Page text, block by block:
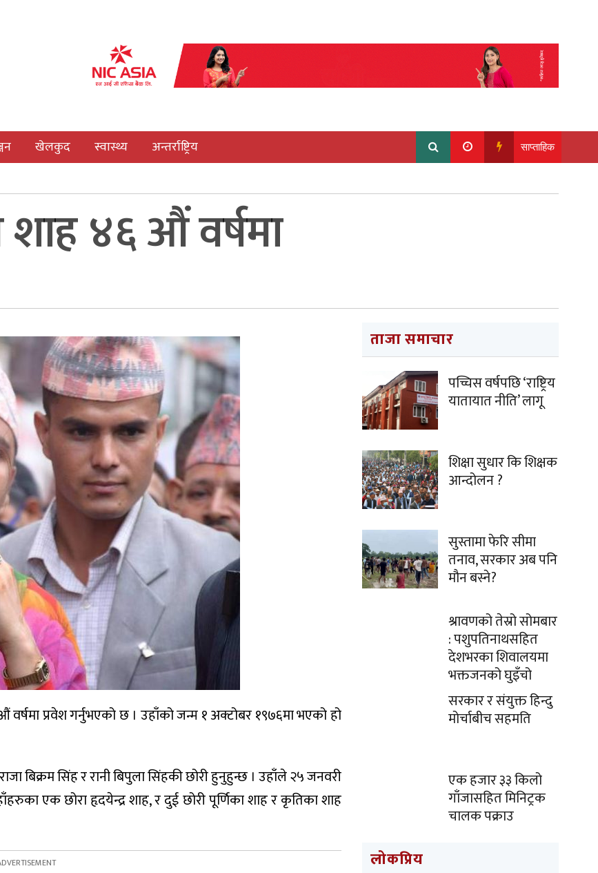
खेलकुद स्वास्थ्य अन्तर्राष्ट्रिय साप्ताहिक
शाह ४६ औं वर्षमा
वर्षमा प्रवेश गर्नुभएको छ । उहाँको जन्म १ अक्टोबर १९७६मा भएको हो
बिक्रम सिंह र रानी बिपुला सिंहकी छोरी हुनुहुन्छ । उहाँले २५ जनवरी
एक छोरा हृदयेन्द्र शाह, र दुई छोरी पूर्णिका शाह र कृतिका शाह
ताजा समाचार
पच्चिस वर्षपछि ‘राष्ट्रिय
यातायात नीति’ लागू
शिक्षा सुधार कि शिक्षक
आन्दोलन ?
सुस्तामा फेरि सीमा
तनाव, सरकार अब पनि
मौन बस्ने?
श्रावणको तेस्रो सोमबार
: पशुपतिनाथसहित
देशभरका शिवालयमा
भक्तजनको घुइँचो
सरकार र संयुक्त हिन्दु
मोर्चाबीच सहमति
एक हजार ३३ किलो
गाँजासहित मिनिट्रक
चालक पक्राउ
लोकप्रिय